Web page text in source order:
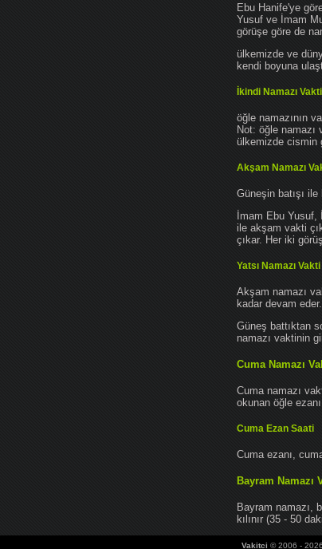
Ebu Hanife'ye
Yusuf ve İmam
görüşe göre de
ülkemizde ve
kendi boyuna
İkindi Namazı Vakti
öğle namazının
Not: öğle namazı
ülkemizde cismin
Akşam Namazı
Güneşin batışı
İmam Ebu Yusuf,
ile akşam vakti
çıkar. Her iki
Yatsı Namazı Vakti
Akşam namazı
kadar devam eder.
Güneş battıktan
namazı vaktinin
Cuma Namazı
Cuma namazı
okunan öğle
Cuma Ezan Saati
Cuma ezanı,
Bayram Namazı
Bayram namazı,
kılınır (35 - 50
Vakitci © 2006 - 2026